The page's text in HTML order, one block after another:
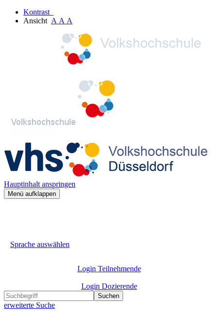
Kontrast
Ansicht A A A
Hauptinhalt anspringen
Menü aufklappen
Sprache auswählen
Login Teilnehmende
Login Dozierende
Suchen
erweiterte Suche